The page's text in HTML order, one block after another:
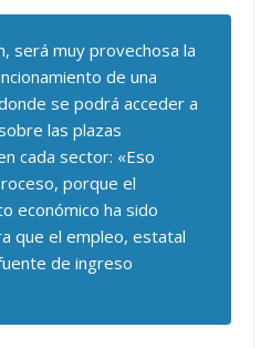
será muy provechosa la
de una
se podrá acceder a
las plazas
cada sector: «Eso
porque el
económico ha sido
que el empleo, estatal
de ingreso